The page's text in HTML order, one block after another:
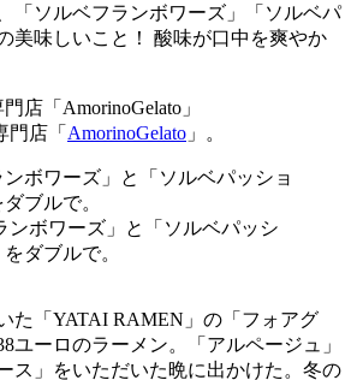
「ソルベフランボワーズ」「ソルベパ
美味しいこと！ 酸味が口中を爽やか
店「 AmorinoGelato 」。
ンボワーズ」と「ソルベパッシ
ダブルで。
た「YATAI RAMEN」の「フォアグ
ユーロのラーメン。「アルページュ」
ス」をいただいた晩に出かけた。冬の